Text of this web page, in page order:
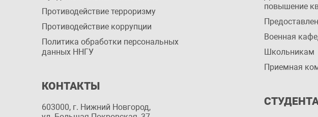
Противодействие терроризму
Противодействие коррупции
Политика обработки персональных
данных ННГУ
КОНТАКТЫ
603000, г. Нижний Новгород,
повышение
Военная
Школьникам
Приемная